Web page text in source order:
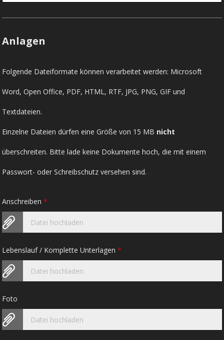
Anlagen
Folgende Dateiformate können verarbeitet werden: Microsoft
Word, Open Office, PDF, HTML, RTF, JPG, PNG, GIF und
Textdateien.
Einzelne Dateien dürfen eine Größe von 15 MB nicht
überschreiten. Bitte lade keine Dokumente hoch, die mit einem
Passwort- oder Schreibschutz versehen sind.
Anschreiben*
Datei hochladen
Lebenslauf / Komplette Unterlagen*
Datei hochladen
Foto
Datei hochladen